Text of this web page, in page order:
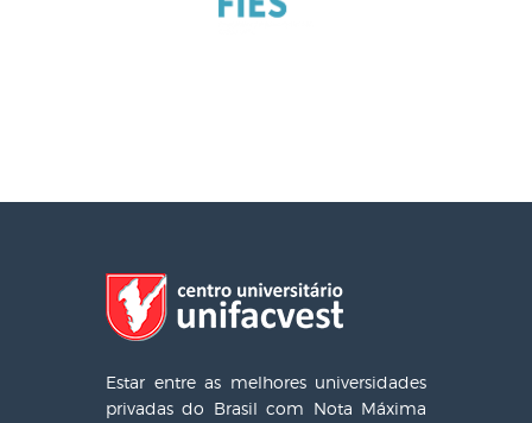
Estar entre as melhores universidades
privadas do Brasil com Nota Máxima